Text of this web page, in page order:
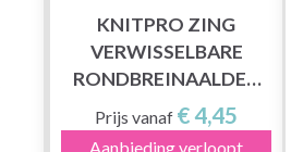
KNITPRO ZING
VERWISSELBARE
RONDBREINAALDEN
(3,5-8,00 MM)
Prijs vanaf € 4,45
Aanbieding verloopt